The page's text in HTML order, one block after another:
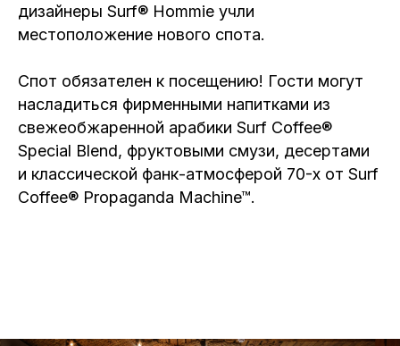
дизайнеры Surf® Hommie учли
местоположение нового спота.
Спот обязателен к посещению! Гости могут
насладиться фирменными напитками из
свежеобжаренной арабики Surf Coffee®
Special Blend, фруктовыми смузи, десертами
и классической фанк-атмосферой 70-х от Surf
Coffee® Propaganda Machine™.